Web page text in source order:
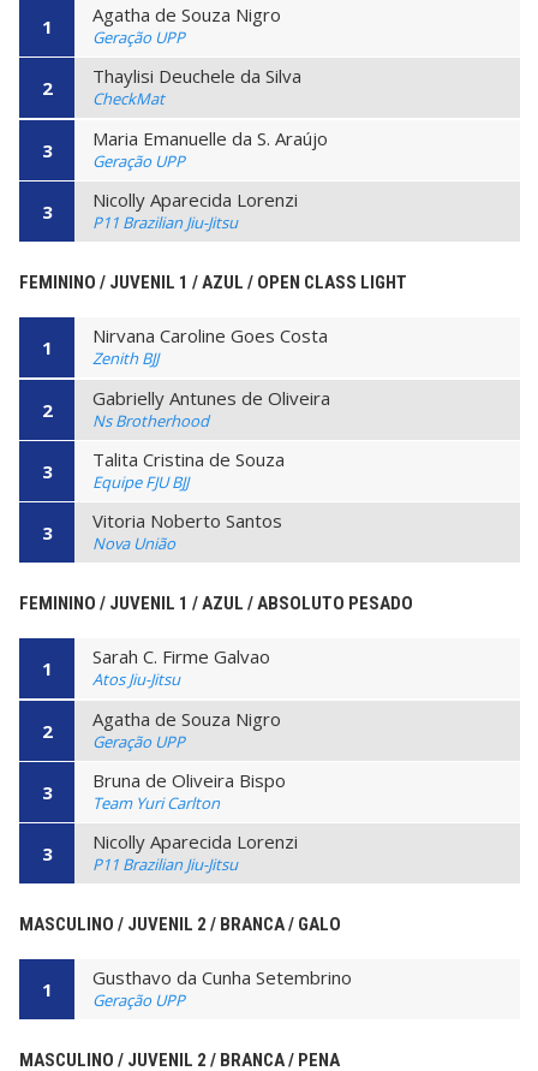
1 Agatha de Souza Nigro
Geração UPP
2 Thaylisi Deuchele da Silva
CheckMat
3 Maria Emanuelle da S. Araújo
Geração UPP
3 Nicolly Aparecida Lorenzi
P11 Brazilian Jiu-Jitsu
FEMININO / JUVENIL 1 / AZUL / OPEN CLASS LIGHT
1 Nirvana Caroline Goes Costa
Zenith BJJ
2 Gabrielly Antunes de Oliveira
Ns Brotherhood
3 Talita Cristina de Souza
Equipe FJU BJJ
3 Vitoria Noberto Santos
Nova União
FEMININO / JUVENIL 1 / AZUL / ABSOLUTO PESADO
1 Sarah C. Firme Galvao
Atos Jiu-Jitsu
2 Agatha de Souza Nigro
Geração UPP
3 Bruna de Oliveira Bispo
Team Yuri Carlton
3 Nicolly Aparecida Lorenzi
P11 Brazilian Jiu-Jitsu
MASCULINO / JUVENIL 2 / BRANCA / GALO
1 Gusthavo da Cunha Setembrino
Geração UPP
MASCULINO / JUVENIL 2 / BRANCA / PENA